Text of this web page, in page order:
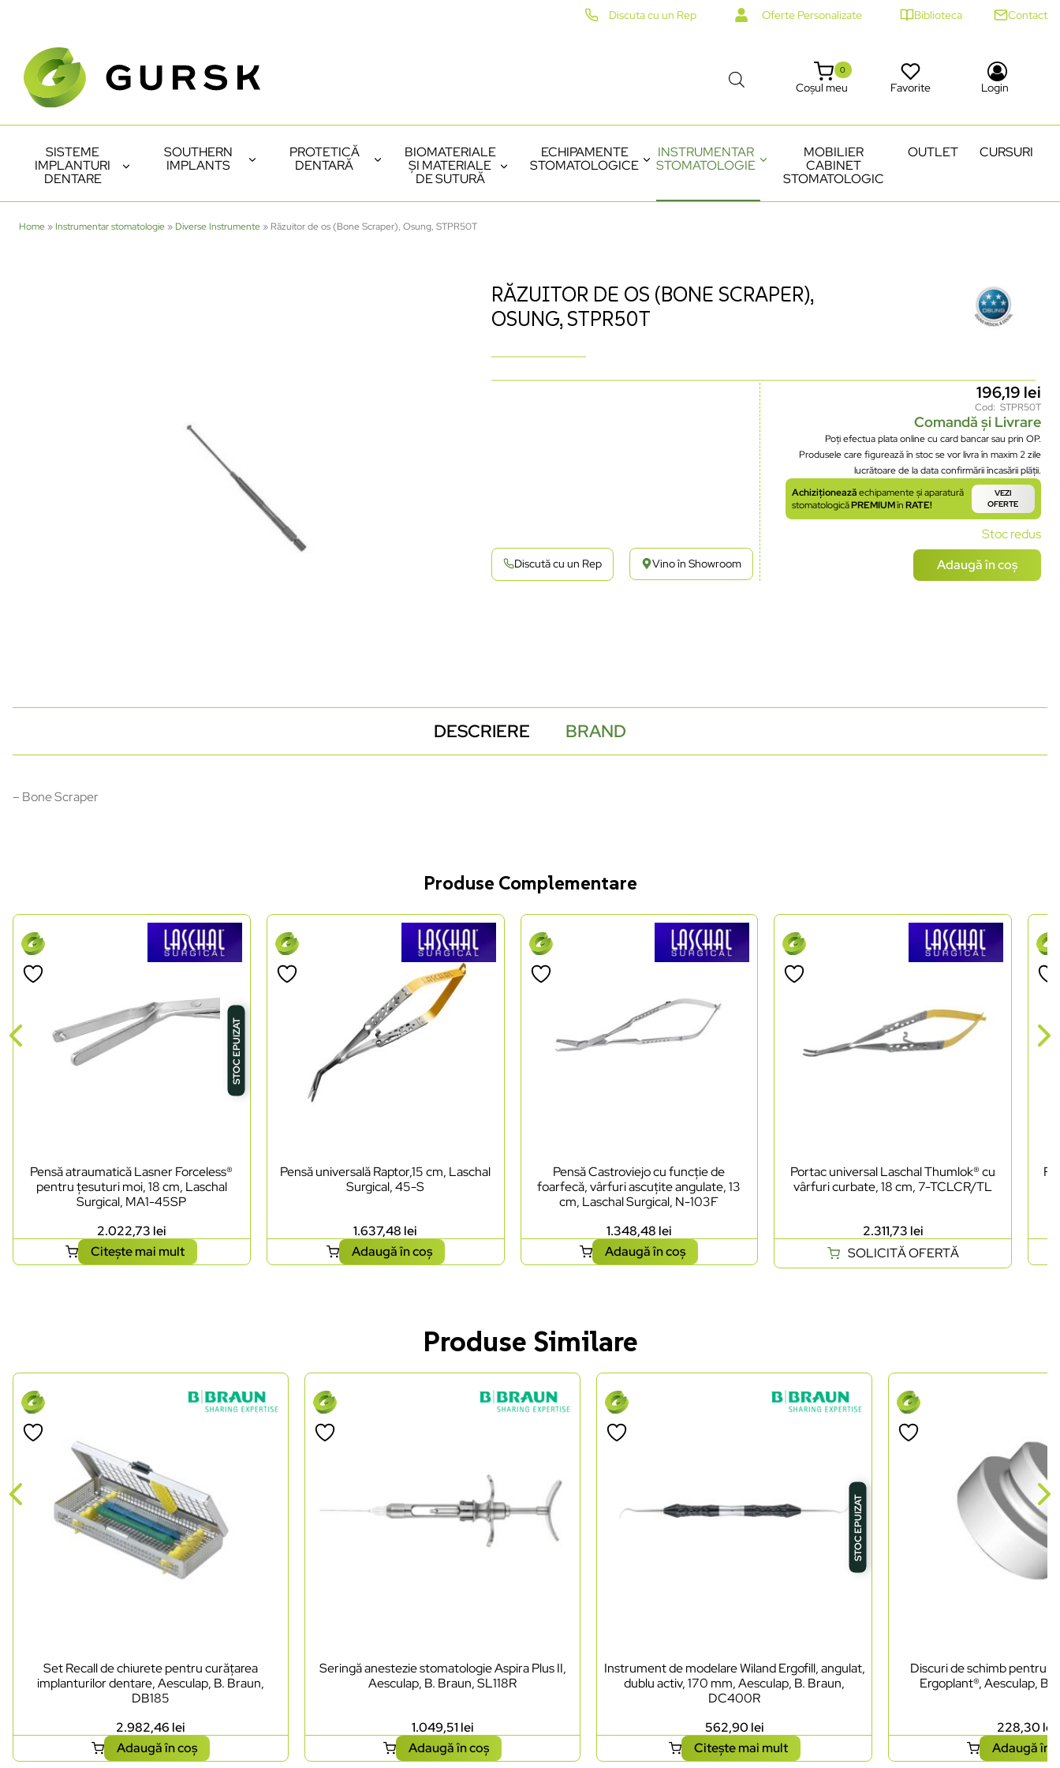
Discuta cu un Rep Oferte Personalizate Biblioteca Contact
Coșul meu
0
Favorite Login
SISTEME
IMPLANTURI
DENTARE
SOUTHERN
IMPLANTS
PROTETICĂ
DENTARĂ
BIOMATERIALE
ȘI MATERIALE
DE SUTURĂ
ECHIPAMENTE
STOMATOLOGICE
INSTRUMENTAR
STOMATOLOGIE
MOBILIER
CABINET
STOMATOLOGIC
OUTLET CURSURI
Home » Instrumentar stomatologie » Diverse Instrumente » Răzuitor de os (Bone Scraper), Osung, STPR50T
RĂZUITOR DE OS (BONE SCRAPER),
OSUNG, STPR50T
Discută cu un Rep Vino în Showroom
196,19 lei
Cod: STPR50T
Comandă și Livrare
Poți efectua plata online cu card bancar sau prin OP.
Produsele care figurează în stoc se vor livra în maxim 2 zile
lucrătoare de la data confirmării încasării plății.
Achiziționeazăechipamente și aparatură
stomatologicăPREMIUMînRATE!
VEZI
OFERTE
Stoc redus
Adaugă în coș
DESCRIERE BRAND
– Bone Scraper
Produse Complementare
STOC EPUIZAT
Pensă atraumatică Lasner Forceless®
pentru țesuturi moi, 18 cm, Laschal
Surgical, MA1-45SP
2.022,73 lei
Citește mai mult
Pensă universală Raptor,15 cm, Laschal
Surgical, 45-S
1.637,48 lei
Adaugă în coș
Pensă Castroviejo cu funcție de
foarfecă, vârfuri ascuțite angulate, 13
cm, Laschal Surgical, N-103F
1.348,48 lei
Adaugă în coș
Portac universal Laschal Thumlok® cu
vârfuri curbate, 18 cm, 7-TCLCR/TL
2.311,73 lei
SOLICITĂ OFERTĂ
Produse Similare
Set Recall de chiurete pentru curățarea
implanturilor dentare, Aesculap, B. Braun,
DB185
2.982,46 lei
Adaugă în coș
Seringă anestezie stomatologie Aspira Plus II,
Aesculap, B. Braun, SL118R
1.049,51 lei
Adaugă în coș
STOC EPUIZAT
Instrument de modelare Wiland Ergofill, angulat,
dublu activ, 170 mm, Aesculap, B. Braun,
DC400R
562,90 lei
Citește mai mult
Discuri de schimb pentru
Ergoplant®, Aesculap, B.
228,30 lei
Adaugă în